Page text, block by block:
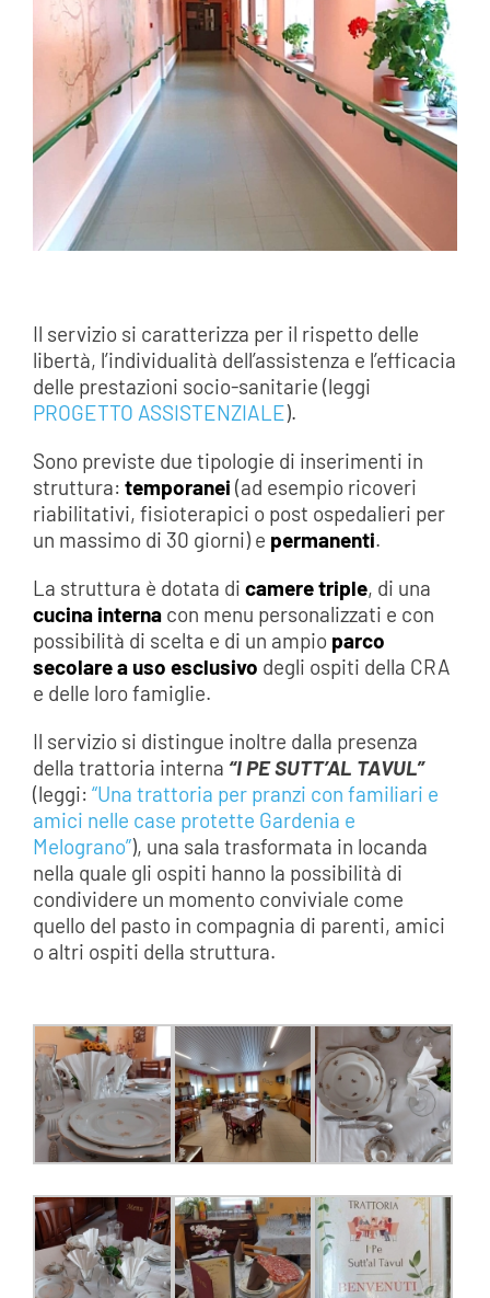
Il servizio si caratterizza per il rispetto delle
libertà, l’individualità dell’assistenza e l’efficacia
delle prestazioni socio-sanitarie (leggi
PROGETTO ASSISTENZIALE).
Sono previste due tipologie di inserimenti in
struttura: temporanei (ad esempio ricoveri
riabilitativi, fisioterapici o post ospedalieri per
un massimo di 30 giorni) e permanenti.
La struttura è dotata di camere triple, di una
cucina internacon menu personalizzati e con
possibilità di scelta e di un ampio parco
secolare a uso esclusivo degli ospiti della CRA
e delle loro famiglie.
Il servizio si distingue inoltre dalla presenza
della trattoria interna “I PE SUTT’AL TAVUL”
(leggi: “Una trattoria per pranzi con familiari e
amici nelle case protette Gardenia e
Melograno”), una sala trasformata in locanda
nella quale gli ospiti hanno la possibilità di
condividere un momento conviviale come
quello del pasto in compagnia di parenti, amici
o altri ospiti della struttura.